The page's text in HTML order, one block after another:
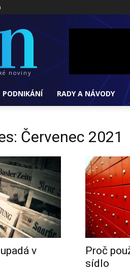
noviny
PODNIKÁNÍ RADY A NÁVODY
Červenec 2021
v
Proč
sídlo